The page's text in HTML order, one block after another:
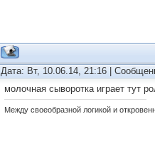
Дата: Вт, 10.06.14, 21:16 |
молочная сыворотка играет тут
Между своеобразной логикой и